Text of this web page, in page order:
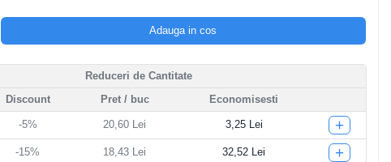
Adauga in cos
Reduceri de Cantitate
Discount Pret / buc Economisesti
-5% 20,60 Lei 3,25 Lei +
-15% 18,43 Lei 32,52 Lei +